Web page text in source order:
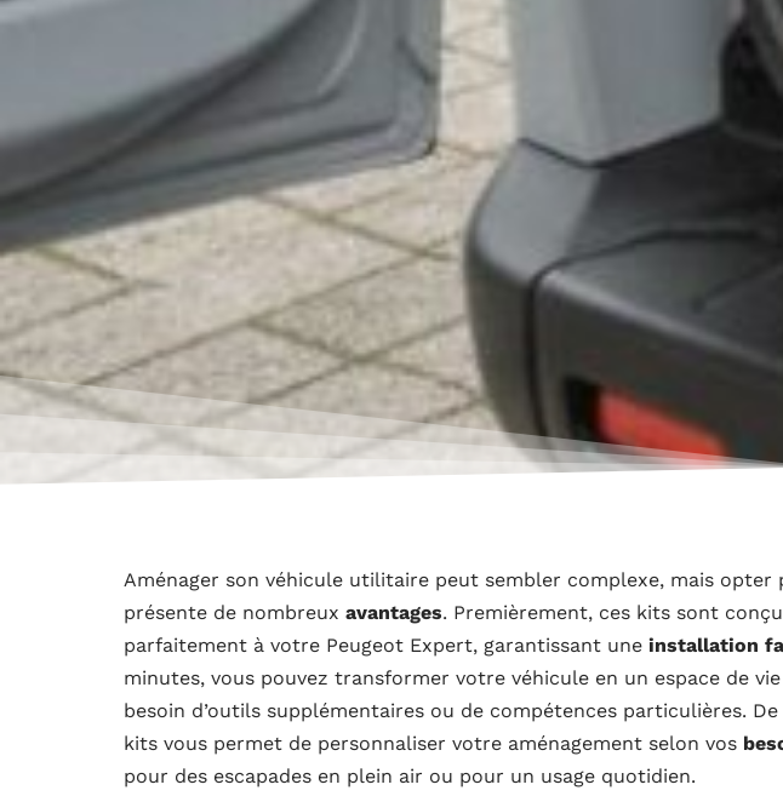
Aménager son véhicule utilitaire peut sembler complexe, mais
présente de nombreux avantages. Premièrement, ces kits sont
parfaitement à votre Peugeot Expert, garantissant une installation
minutes, vous pouvez transformer votre véhicule en un espace de
besoin d’outils supplémentaires ou de compétences particulières.
kits vous permet de personnaliser votre aménagement selon vos
pour des escapades en plein air ou pour un usage quotidien.